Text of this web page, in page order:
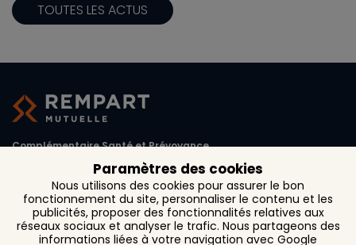
TOUTES LES ACTUS
Complémentaire Santé et Prévoyance
1, rue d'Austerlitz CS 27 261
31072 Toulouse Cedex 6
Paramètres des cookies
Nous utilisons des cookies pour assurer le bon
fonctionnement du site, personnaliser le contenu et les
publicités, proposer des fonctionnalités relatives aux
réseaux sociaux et analyser le trafic. Nous partageons des
informations liées à votre navigation avec Google